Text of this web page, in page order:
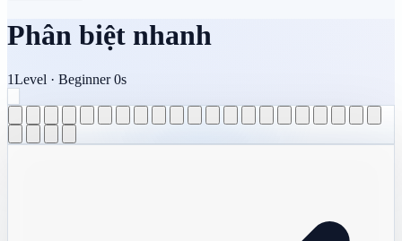
Phân biệt nhanh
1Level · Beginner 0s